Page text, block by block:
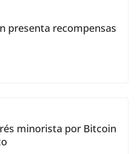
presenta recompensas
minorista por Bitcoin